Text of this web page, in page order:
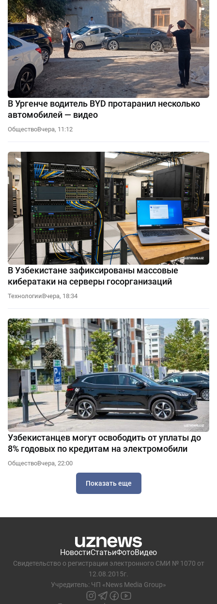
В Ургенче водитель BYD протаранил несколько
автомобилей — видео
ОбществоВчера, 11:12
В Узбекистане зафиксированы массовые
кибератаки на серверы госорганизаций
ТехнологииВчера, 18:34
Узбекистанцев могут освободить от уплаты до
8% годовых по кредитам на электромобили
ОбществоВчера, 22:00
Показать еще
НовостиСтатьиФотоВидео
Свидетельство о регистрации электронного СМИ № 1070 от
12.08.2015г.
Учредитель: ЧП «News Media Group»